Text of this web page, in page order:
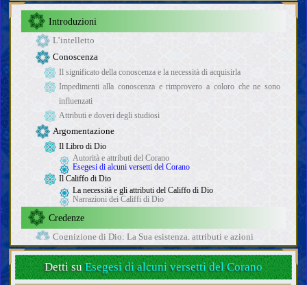
Introduzioni
L’intelletto
Conoscenza
Il significato della conoscenza e la necessità di acquisirla
Impedimenti alla conoscenza e rimprovero a coloro che ne sono
influenzati
Attributi e doveri degli studiosi
Argomentazione
Il Libro di Dio
Autorità e attributi del Corano
Esegesi di alcuni versetti del Corano
Il Califfo di Dio
La necessità e gli attributi del Califfo di Dio
Narrazioni dei Califfi di Dio
Credenze
Cognizione di Dio; La Sua esistenza, attributi e azioni
Cognizione dei Califfi di Dio
I Profeti
L’ultimo Profeta
Detti suEsegesi di alcuni versetti del Corano